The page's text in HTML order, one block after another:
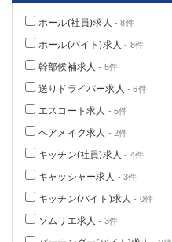
ホール(社員)求人 - 8件
ホール(バイト)求人 - 8件
幹部候補求人 - 5件
送りドライバー求人 - 6件
エスコート求人 - 5件
ヘアメイク求人 - 2件
キッチン(社員)求人 - 4件
キャッシャー求人 - 3件
キッチン(バイト)求人 - 0件
ソムリエ求人 - 3件